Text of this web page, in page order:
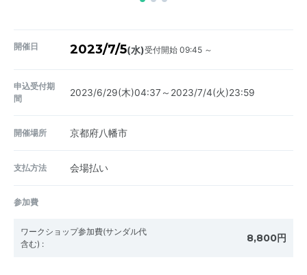
開催日 2023/7/5(水)受付開始 09:45 ～
申込受付期
間
2023/6/29(木)04:37～2023/7/4(火)23:59
開催場所 京都府八幡市
支払方法 会場払い
参加費
ワークショップ参加費(サンダル代
含む) : 8,800円